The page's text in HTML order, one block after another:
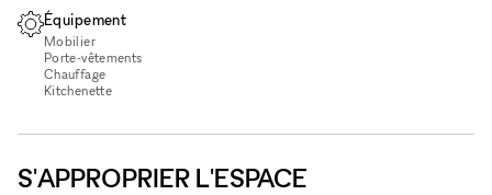
Équipement
Mobilier
Porte-vêtements
Chauffage
Kitchenette
S'APPROPRIER L'ESPACE